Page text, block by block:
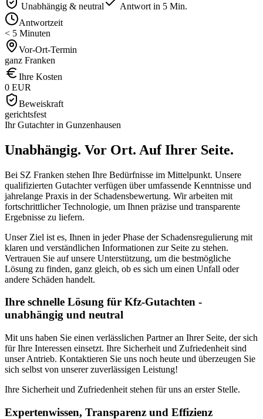
Unabhängig & neutral
Antwort in 5 Min.
Antwortzeit
< 5 Minuten
Vor-Ort-Termin
ganz Franken
Ihre Kosten
0 EUR
Beweiskraft
gerichtsfest
Ihr Gutachter in Gunzenhausen
Unabhängig. Vor Ort. Auf Ihrer Seite.
Bei SZ Franken stehen Ihre Bedürfnisse im Mittelpunkt. Unsere
qualifizierten Gutachter verfügen über umfassende Kenntnisse und
jahrelange Praxis in der Schadensbewertung. Wir arbeiten mit
fortschrittlicher Technologie, um Ihnen präzise und transparente
Ergebnisse zu liefern.
Unser Ziel ist es, Ihnen in jeder Phase der Schadensregulierung mit
klaren und verständlichen Informationen zur Seite zu stehen.
Vertrauen Sie auf unsere Unterstützung, um die bestmögliche
Lösung zu finden, ganz gleich, ob es sich um einen Unfall oder
andere Schäden handelt.
Ihre schnelle Lösung für Kfz-Gutachten -
unabhängig und neutral
Mit uns haben Sie einen verlässlichen Partner an Ihrer Seite, der sich
für Ihre Interessen einsetzt. Ihre Sicherheit und Zufriedenheit sind
unser Antrieb. Kontaktieren Sie uns noch heute und überzeugen Sie
sich selbst von unserer zuverlässigen Leistung!
Ihre Sicherheit und Zufriedenheit stehen für uns an erster Stelle.
Expertenwissen, Transparenz und Effizienz